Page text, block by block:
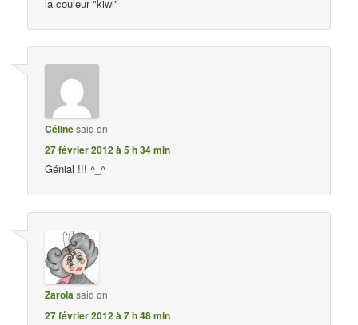
la couleur "kiwi"
Célinesaid on
27 février 2012 à 5 h 34 min
Génial !!! ^_^
Zarolasaid on
27 février 2012 à 7 h 48 min